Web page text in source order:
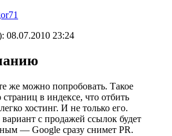
08.07.2010 23:24
же можно попробовать. Такое
страниц в индексе, что отбить
хостинг. И не только его.
с продажей ссылок будет
— Google сразу снимет PR.